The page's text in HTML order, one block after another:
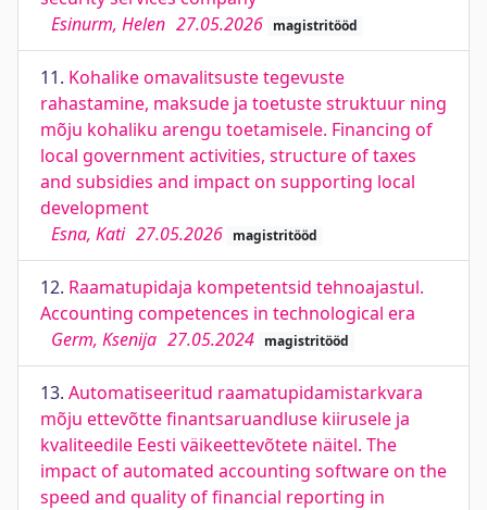
Esinurm, Helen 27.05.2026 magistritööd
11. Kohalike omavalitsuste tegevuste
rahastamine, maksude ja toetuste struktuur ning
mõju kohaliku arengu toetamisele. Financing of
local government activities, structure of taxes
and subsidies and impact on supporting local
development
Esna, Kati 27.05.2026 magistritööd
12. Raamatupidaja kompetentsid tehnoajastul.
Accounting competences in technological era
Germ, Ksenija 27.05.2024 magistritööd
13. Automatiseeritud raamatupidamistarkvara
mõju ettevõtte finantsaruandluse kiirusele ja
kvaliteedile Eesti väikeettevõtete näitel. The
impact of automated accounting software on the
speed and quality of financial reporting in